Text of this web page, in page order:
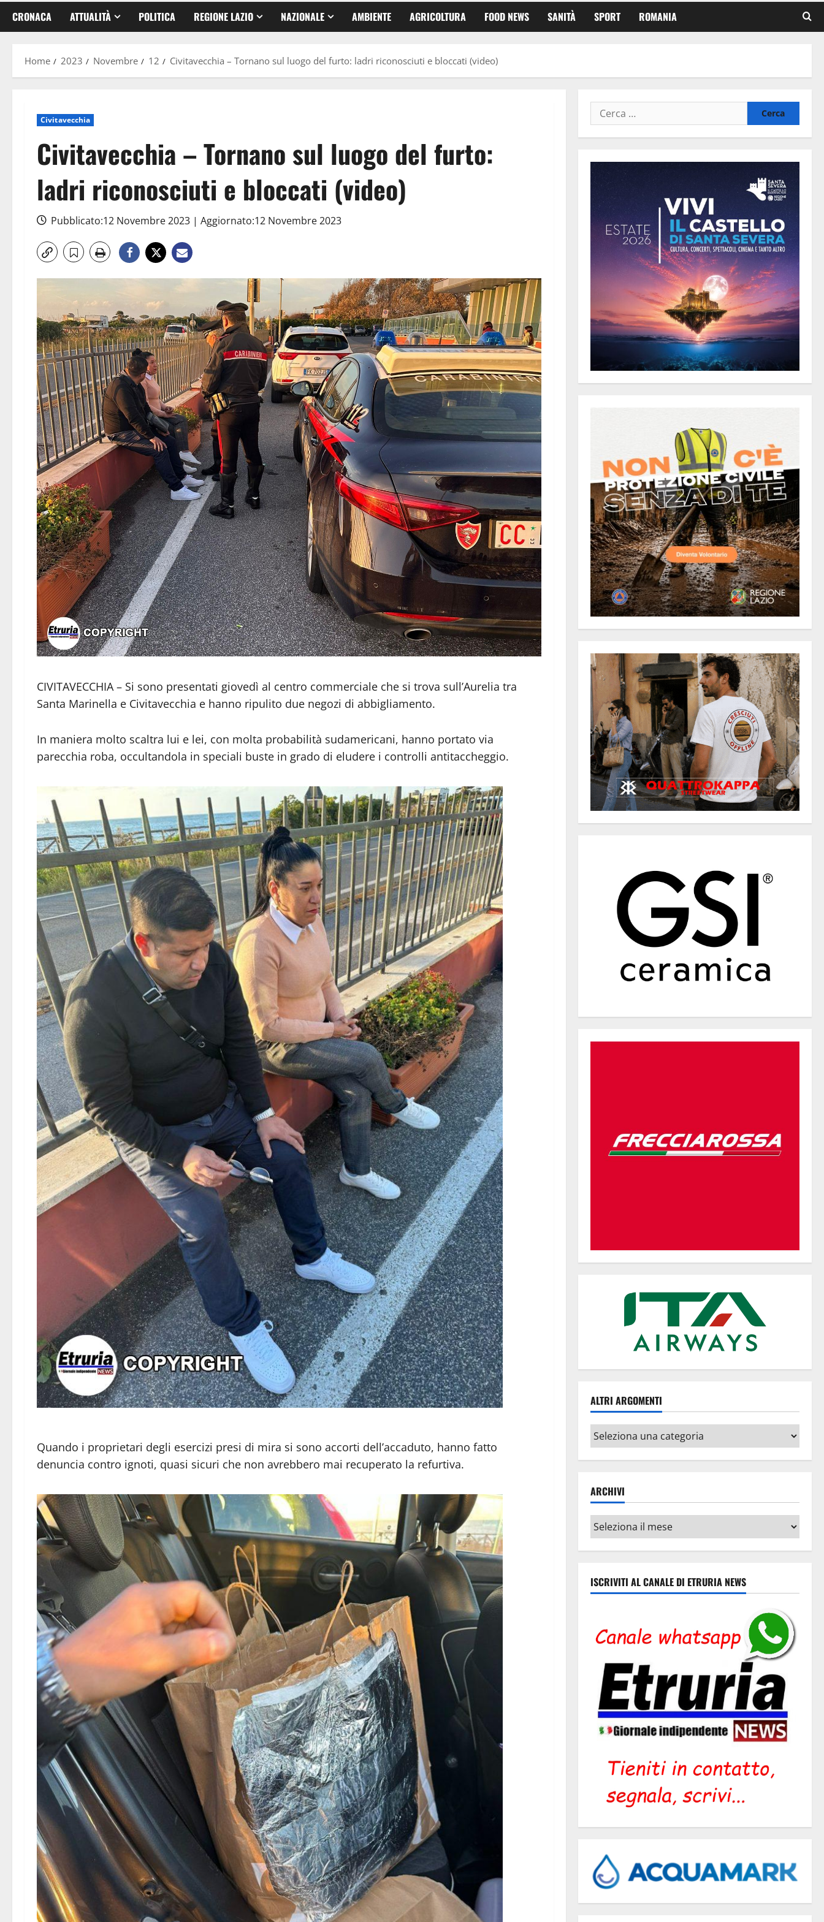
CRONACA ATTUALITÀ POLITICA REGIONE LAZIO NAZIONALE AMBIENTE AGRICOLTURA FOOD NEWS SANITÀ SPORT ROMANIA
Home 2023 Novembre 12 Civitavecchia – Tornano sul luogo del furto: ladri riconosciuti e bloccati (video)
Civitavecchia
Civitavecchia – Tornano sul luogo del furto:
ladri riconosciuti e bloccati (video)
Pubblicato:12 Novembre 2023 | Aggiornato:12 Novembre 2023
CIVITAVECCHIA – Si sono presentati giovedì al centro commerciale che si trova sull’Aurelia tra
Santa Marinella e Civitavecchia e hanno ripulito due negozi di abbigliamento.
In maniera molto scaltra lui e lei, con molta probabilità sudamericani, hanno portato via
parecchia roba, occultandola in speciali buste in grado di eludere i controlli antitaccheggio.
Quando i proprietari degli esercizi presi di mira si sono accorti dell’accaduto, hanno fatto
denuncia contro ignoti, quasi sicuri che non avrebbero mai recuperato la refurtiva.
Ricerca
per:
ALTRI ARGOMENTI
Altri
argomenti
ARCHIVI
Archivi
ISCRIVITI AL CANALE DI ETRURIA NEWS